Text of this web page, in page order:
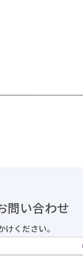
問い合わせ
ください。